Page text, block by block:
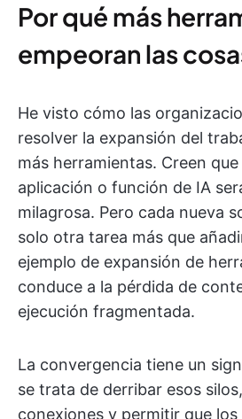
Por qué más
empeoran las
He visto cómo las
resolver la expansión del
más herramientas. Creen
aplicación o función de IA
milagrosa. Pero cada nueva
solo otra tarea más que
ejemplo de expansión de
conduce a la pérdida de
ejecución fragmentada.
La convergencia tiene un
se trata de derribar esos
conexiones y permitir que